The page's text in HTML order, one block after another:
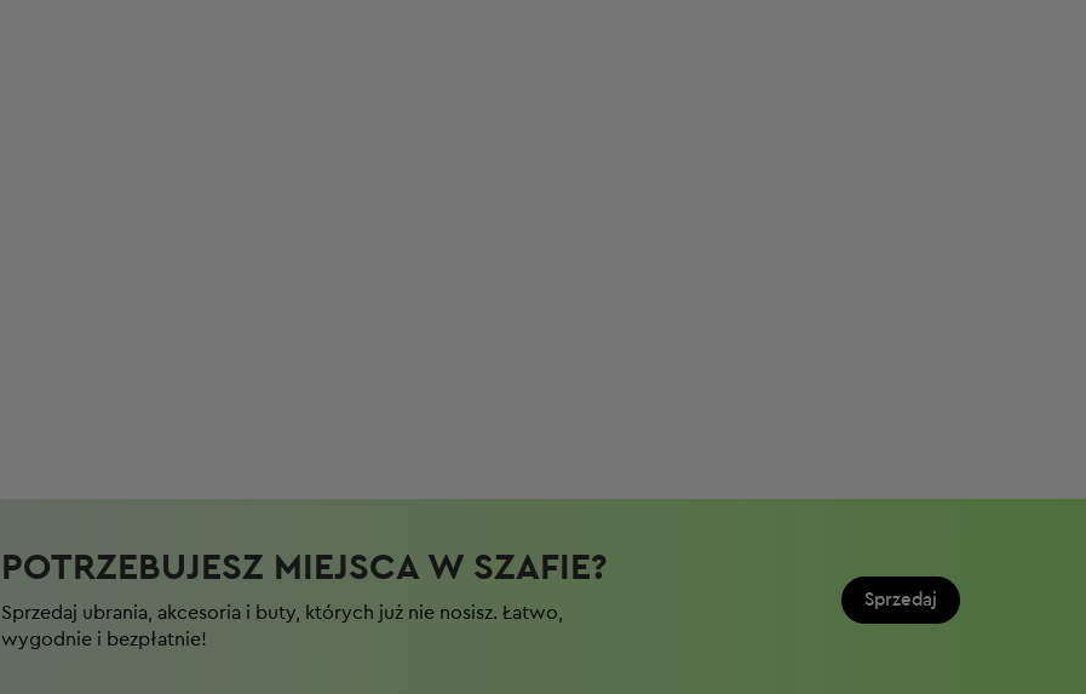
POTRZEBUJESZ MIEJSCA W SZAFIE?​
Sprzedaj ubrania, akcesoria i buty, których już nie nosisz. Łatwo,
wygodnie i bezpłatnie!
Sprzedaj